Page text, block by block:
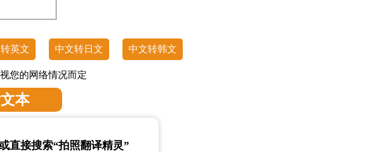
英文 中文转日文 中文转韩文
您的网络情况而定
本
直接搜索“拍照翻译精灵”